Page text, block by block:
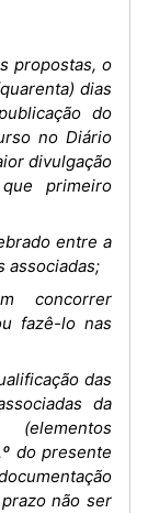
propostas, o
dias
do
no Diário
divulgação
primeiro
entre a
associadas;
concorrer
fazê-lo nas
das
da
do presente
não ser